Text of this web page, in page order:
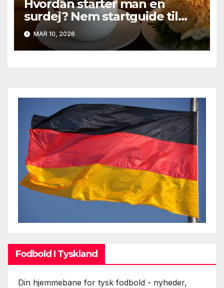
Hvordan starter man en
surdej? Nem startguide til
boblende, aromatisk brød
MAR 10, 2026
Fodbold I Tyskland
Din hjemmebane for tysk fodbold - nyheder,